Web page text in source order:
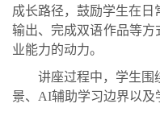
成长路径，鼓励学生在
输出、完成双语作品等
业能力的动力。
讲座过程中，学生
景、AI辅助学习边界以及